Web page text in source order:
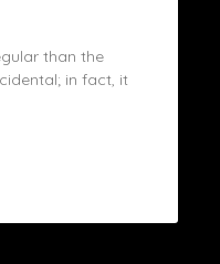
than the
in fact, it